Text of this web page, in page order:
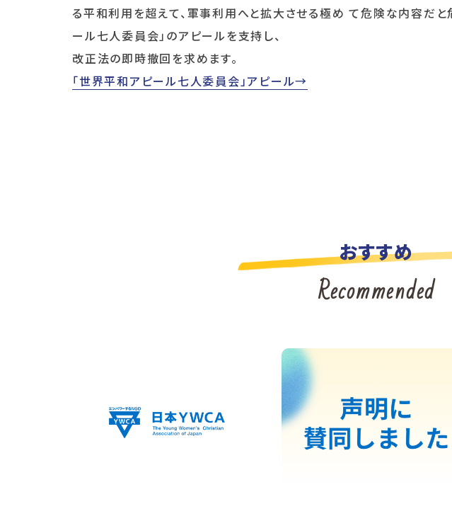
る平和利用を超えて、軍事利用へと拡大させる極め て危険な内容だと
ール七人委員会」のアピールを支持し、
改正法の即時撤回を求めます。
「世界平和アピール七人委員会」アピール→
おすすめ
Recommended